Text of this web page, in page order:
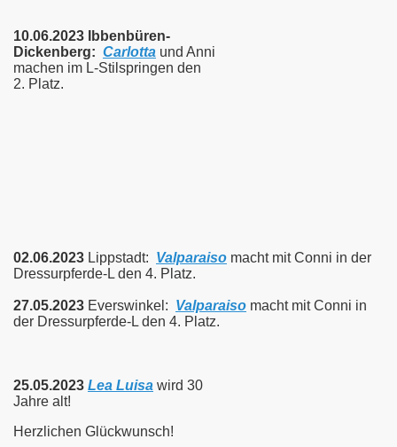
10.06.2023 Ibbenbüren-
Dickenberg: Carlotta und Anni
machen im L-Stilspringen den
2. Platz.
02.06.2023 Lippstadt: Valparaiso macht mit Conni in der
Dressurpferde-L den 4. Platz.
27.05.2023 Everswinkel: Valparaiso macht mit Conni in
der Dressurpferde-L den 4. Platz.
25.05.2023 Lea Luisa wird 30
Jahre alt!
Herzlichen Glückwunsch!